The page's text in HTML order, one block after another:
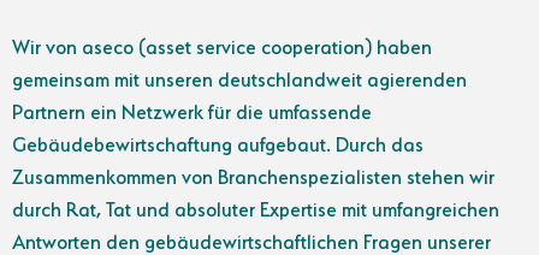
Wir von aseco (asset service cooperation) haben
gemeinsam mit unseren deutschlandweit agierenden
Partnern ein Netzwerk für die umfassende
Gebäudebewirtschaftung aufgebaut. Durch das
Zusammenkommen von Branchenspezialisten stehen wir
durch Rat, Tat und absoluter Expertise mit umfangreichen
Antworten den gebäudewirtschaftlichen Fragen unserer